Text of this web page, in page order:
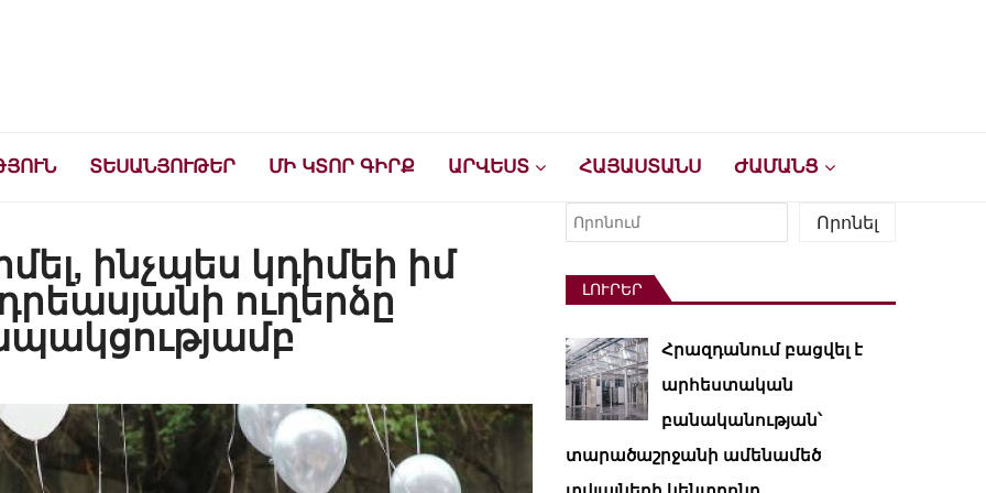
ՏԵՍԱՆՅՈՒԹԵՐ ՄԻ ԿՏՈՐ ԳԻՐՔ ԱՐՎԵՍՏ ՀԱՅԱՍՏԱՆՍ ԺԱՄԱՆՑ
ինչպես կդիմեի իմ
ուղերձը
Որոնել
Որոնել
ԼՈՒՐԵՐ
Հրազդանում բացվել է
արհեստական ​​
բանականության՝
տարածաշրջանի ամենամեծ